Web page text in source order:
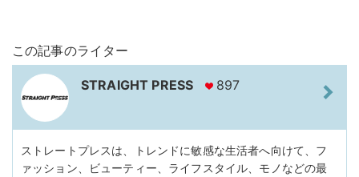
この記事のライター
STRAIGHT PRESS 897
ストレートプレスは、トレンドに敏感な生活者へ向けて、フ
ァッション、ビューティー、ライフスタイル、モノなどの最